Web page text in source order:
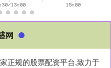
网
正规的股票配资平台,致力于